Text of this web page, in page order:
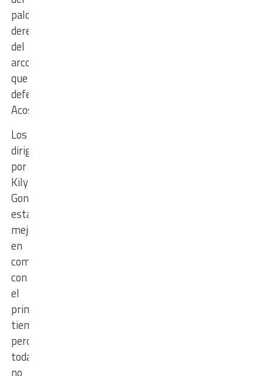
palo
derecho
del
arco
que
defendía
Acosta.
Los
dirigidos
por
Kily
González
estaban
mejorando
en
comparación
con
el
primer
tiempo,
pero
todavía
no